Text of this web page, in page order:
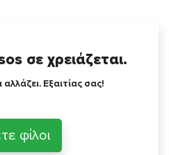
σε χρειάζεται.
Εξαιτίας σας!
φίλοι